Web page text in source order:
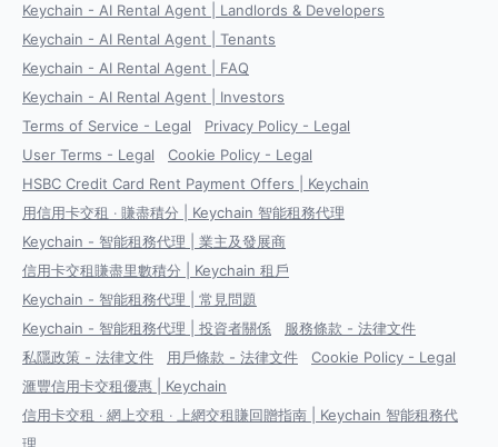
Keychain - AI Rental Agent | Landlords & Developers
Keychain - AI Rental Agent | Tenants
Keychain - AI Rental Agent | FAQ
Keychain - AI Rental Agent | Investors
Terms of Service - Legal
Privacy Policy - Legal
User Terms - Legal
Cookie Policy - Legal
HSBC Credit Card Rent Payment Offers | Keychain
用信用卡交租 ‧ 賺盡積分 | Keychain 智能租務代理
Keychain - 智能租務代理 | 業主及發展商
信用卡交租賺盡里數積分 | Keychain 租戶
Keychain - 智能租務代理 | 常見問題
Keychain - 智能租務代理 | 投資者關係
服務條款 - 法律文件
私隱政策 - 法律文件
用戶條款 - 法律文件
Cookie Policy - Legal
滙豐信用卡交租優惠 | Keychain
信用卡交租 ‧ 網上交租 ‧ 上網交租賺回贈指南 | Keychain 智能租務代